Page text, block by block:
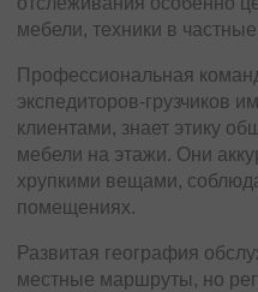
мебели, техники в
Профессиональная
экспедиторов-грузчиков
клиентами, знает этику
мебели на этажи. Они
хрупкими вещами,
помещениях.
Развитая география
местные маршруты, но